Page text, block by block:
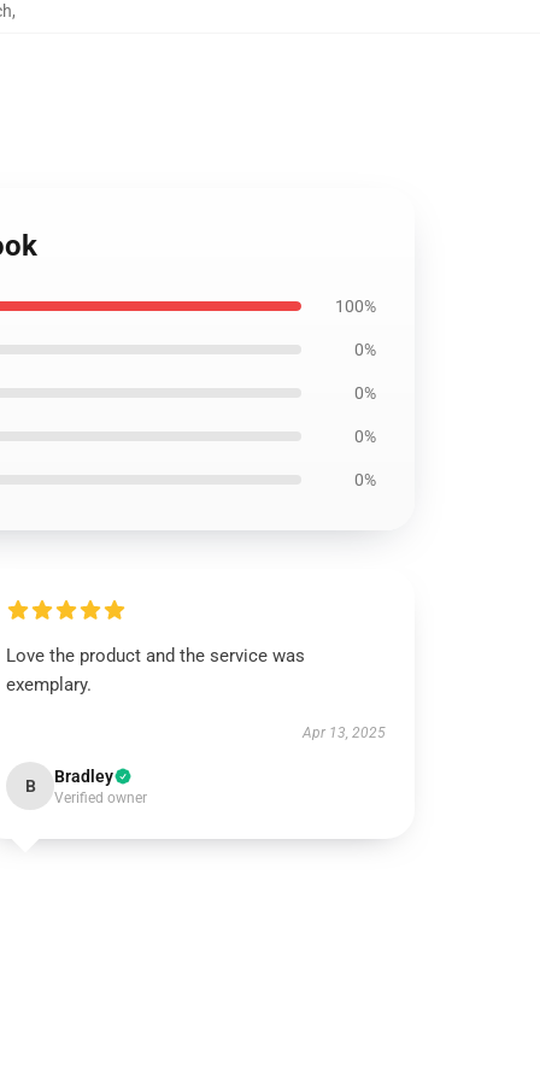
,
100%
0%
0%
0%
0%
Love the product and the service was
exemplary.
Apr 13, 2025
B Bradley
Verified owner